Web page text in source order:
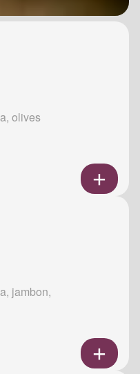
olives
jambon,